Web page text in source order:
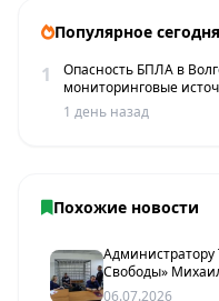
Популярное сегодня
1
Опасность БПЛА в
мониторинговые
беспилотников
1 день назад
Похожие новости
Администратору
Свободы»
06.07.2026